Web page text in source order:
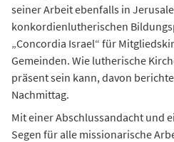
seiner Arbeit ebenfalls in
konkordienlutherischen
„Concordia Israel“ für
Gemeinden. Wie lutherische
präsent sein kann, davon
Nachmittag.
Mit einer Abschlussandacht und
Segen für alle missionarische